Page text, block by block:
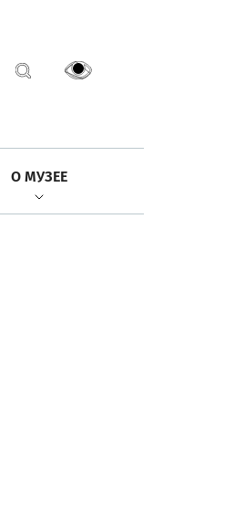
О МУЗЕЕ